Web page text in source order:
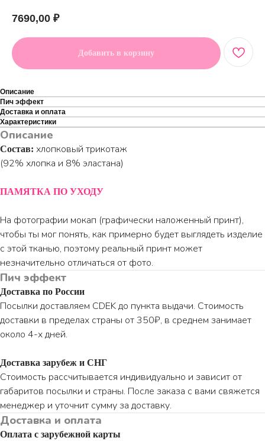
7690,00 ₽
Добавить в корзину
Описание
Пич эффект
Доставка и оплата
Характеристики
Описание
Состав: хлопковый трикотаж
(92% хлопка и 8% эластана)
ПАМЯТКА ПО УХОДУ
На фотографии мокап (графически наложенный принт),
чтобы ты мог понять, как примерно будет выглядеть изделие
с этой тканью, поэтому реальный принт может
незначительно отличаться от фото.
Пич эффект
Доставка по России
Посылки доставляем CDEK до пункта выдачи. Стоимость
доставки в пределах страны от 350₽, в среднем занимает
около 4-х дней.
Доставка зарубеж и СНГ
Стоимость рассчитывается индивидуально и зависит от
габаритов посылки и страны. После заказа с вами свяжется
менеджер и уточнит сумму за доставку.
Доставка и оплата
Оплата с зарубежной карты